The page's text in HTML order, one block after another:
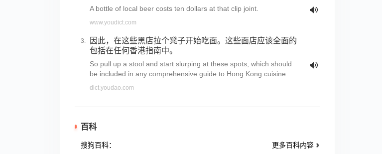
A bottle of local beer costs ten dollars at that clip joint.
www.youdict.com
因此，在这些黑店拉个凳子开始吃面。这些面店应该全面的
包括在任何香港指南中。
So pull up a stool and start slurping at these spots, which should
be included in any comprehensive guide to Hong Kong cuisine.
dict.youdao.com
百科
搜狗百科： 更多百科内容